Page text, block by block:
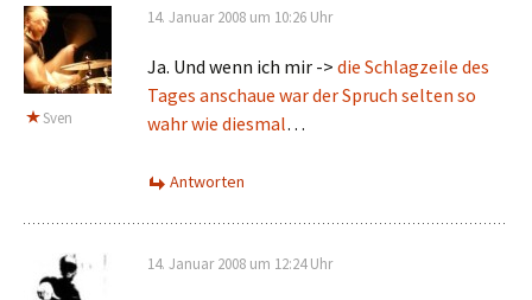
Sven
14. Januar 2008 um 10:26 Uhr
Ja. Und wenn ich mir -> die Schlagzeile des
Tages anschaue war der Spruch selten so
wahr wie diesmal…
Antworten
14. Januar 2008 um 12:24 Uhr